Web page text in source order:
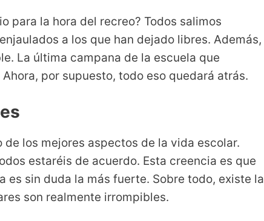
para la hora del recreo? Todos salimos
a los que han dejado libres. Además,
La última campana de la escuela que
por supuesto, todo eso quedará atrás.
los mejores aspectos de la vida escolar.
estaréis de acuerdo. Esta creencia es que
sin duda la más fuerte. Sobre todo, existe la
son realmente irrompibles.